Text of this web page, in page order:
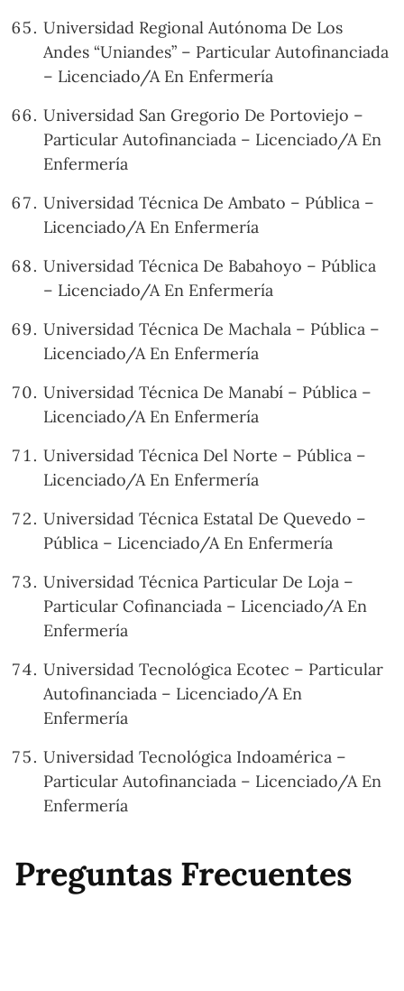
Universidad Regional Autónoma De Los
Andes “Uniandes” – Particular Autofinanciada
– Licenciado/A En Enfermería
Universidad San Gregorio De Portoviejo –
Particular Autofinanciada – Licenciado/A En
Enfermería
Universidad Técnica De Ambato – Pública –
Licenciado/A En Enfermería
Universidad Técnica De Babahoyo – Pública
– Licenciado/A En Enfermería
Universidad Técnica De Machala – Pública –
Licenciado/A En Enfermería
Universidad Técnica De Manabí – Pública –
Licenciado/A En Enfermería
Universidad Técnica Del Norte – Pública –
Licenciado/A En Enfermería
Universidad Técnica Estatal De Quevedo –
Pública – Licenciado/A En Enfermería
Universidad Técnica Particular De Loja –
Particular Cofinanciada – Licenciado/A En
Enfermería
Universidad Tecnológica Ecotec – Particular
Autofinanciada – Licenciado/A En
Enfermería
Universidad Tecnológica Indoamérica –
Particular Autofinanciada – Licenciado/A En
Enfermería
Preguntas Frecuentes